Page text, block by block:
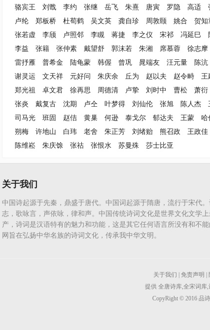
骆宾王
刘戬 李约 张继 岳飞 朱熹 唐寅 罗隐 高适
卢纶
郑板桥 杜荀鹤 吴文英 龚自珍 周敦颐 姚合 贺知
张若虚
李颀 卢照邻 李瞡 蒋捷 李之仪 宋祁 冯延巳
李益
张籍 张仲素 戴望舒 郭沫若 朱湘 席慕蓉 徐志摩
雷抒雁
普希金 陆龟蒙 韩偓 曾巩 晁端友 汪元量 陈沆
谢灵运
文天祥 元好问 朱庆余 丘为 赵以夫 赵令畤 王
郑光祖
卓文君 徐再思 周德清 卢挚 刘时中 曹松 萧衍
张炎
戴复古 沈期 卢仝 叶梦得 刘仙伦 张旭 陈人杰
司马光
班固 赵佶 黄巢 何逊 泰戈尔 郁达夫 王蒙 哈
朔梅
许地山 白玮 老舍 朱正芳 刘绪贻 熊召政 王政佳
陈维崧
朱庆馀 张祜 张恨水 苏曼殊 莎士比亚
关于我们
中国诗起源于先秦，鼎盛于唐代。中国词起源于隋唐，流行于宋代
志，歌咏言，声依咏，律和声。中国传统诗词文化是世界文化文学
产，诗词是汉语特有的魅力和功能，这是其它任何语言所没有和不
网旨在弘扬中华名族的诗词文化，传承我中华文明。
关于我们 免责声明
提供 全唐诗库,全宋词库,
CopyRight © 2016 品